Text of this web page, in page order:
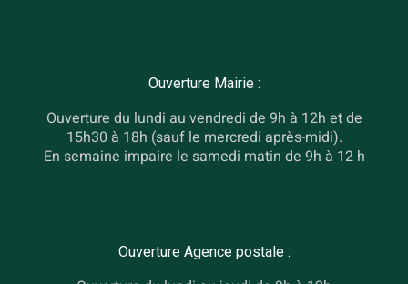
Ouverture Mairie :
Ouverture du lundi au vendredi de 9h à 12h et de
15h30 à 18h (sauf le mercredi après-midi).
En semaine impaire le samedi matin de 9h à 12 h
Ouverture Agence postale :